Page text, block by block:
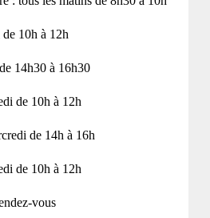
10h à 12h
14h30 à 16h30
de 10h à 12h
de 14h à 16h
de 10h à 12h
vous